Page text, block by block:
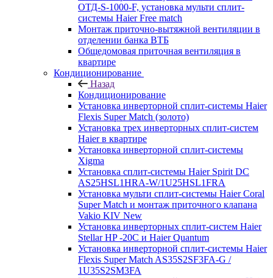
ОТД-S-1000-F, установка мульти сплит-
системы Haier Free match
Монтаж приточно-вытяжной вентиляции в
отделении банка ВТБ
Общедомовая приточная вентиляция в
квартире
Кондиционирование
Назад
Кондиционирование
Установка инверторной сплит-системы Haier
Flexis Super Match (золото)
Установка трех инверторных сплит-систем
Haier в квартире
Установка инверторной сплит-системы
Xigma
Установка сплит-системы Haier Spirit DC
AS25HSL1HRA-W/1U25HSL1FRA
Установка мульти сплит-системы Haier Coral
Super Match и монтаж приточного клапана
Vakio KIV New
Установка инверторных сплит-систем Haier
Stellar HP -20С и Haier Quantum
Установка инверторной сплит-системы Haier
Flexis Super Match AS35S2SF3FA-G /
1U35S2SM3FA